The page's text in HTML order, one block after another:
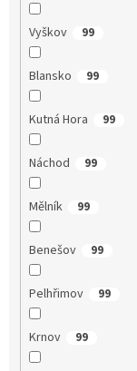
Vyškov 99
Blansko 99
Kutná Hora 99
Náchod 99
Mělník 99
Benešov 99
Pelhřimov 99
Krnov 99